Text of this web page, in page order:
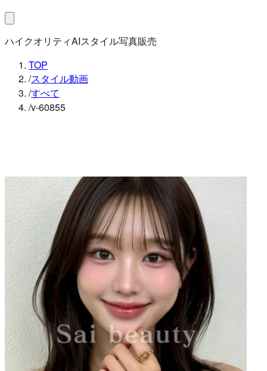
ハイクオリティAIスタイル写真販売
TOP
/スタイル動画
/すべて
/v-60855